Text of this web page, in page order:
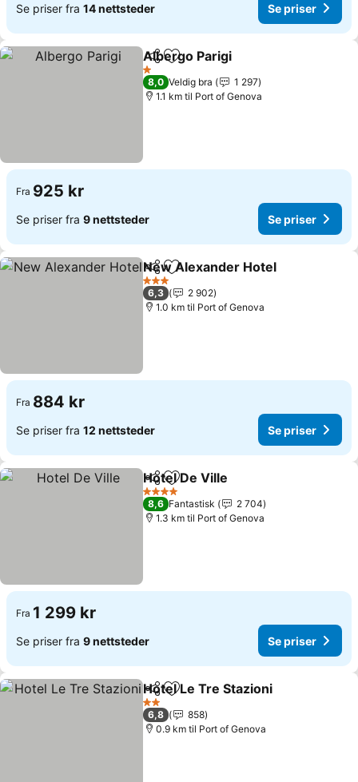
Se priser fra 14 nettsteder Se priser
Del Legg til i favoritter
Albergo Parigi
1 Stjerner
8,0 Veldig bra
1 297
1.1 km til Port of Genova
Fra 925 kr
Se priser fra 9 nettsteder Se priser
Del Legg til i favoritter
New Alexander Hotel
3 Stjerner
6,3
2 902
1.0 km til Port of Genova
Fra 884 kr
Se priser fra 12 nettsteder Se priser
Del Legg til i favoritter
Hotel De Ville
4 Stjerner
8,6 Fantastisk
2 704
1.3 km til Port of Genova
Fra 1 299 kr
Se priser fra 9 nettsteder Se priser
Del Legg til i favoritter
Hotel Le Tre Stazioni
2 Stjerner
6,8
858
0.9 km til Port of Genova